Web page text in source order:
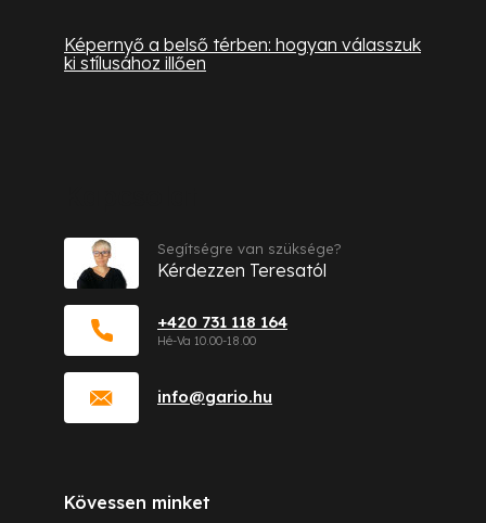
Képernyő a belső térben: hogyan válasszuk
ki stílusához illően
info@gario.hu
+420 731 118 164
Segítségre van szüksége?
Kérdezzen Teresatól
Kövessen minket